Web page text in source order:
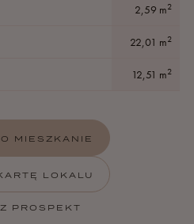
2,59 m2
22,01 m2
12,51 m2
MIESZKANIE
LOKALU
PROSPEKT